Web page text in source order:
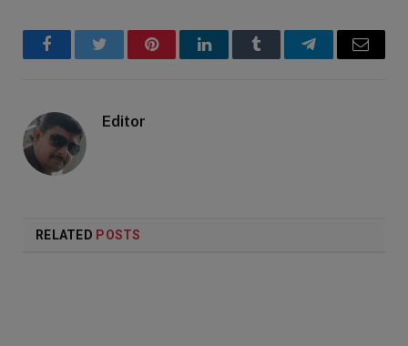
FacebookTwitter PinterestLinkedInTumblr TelegramEmail
Editor
RELATED POSTS